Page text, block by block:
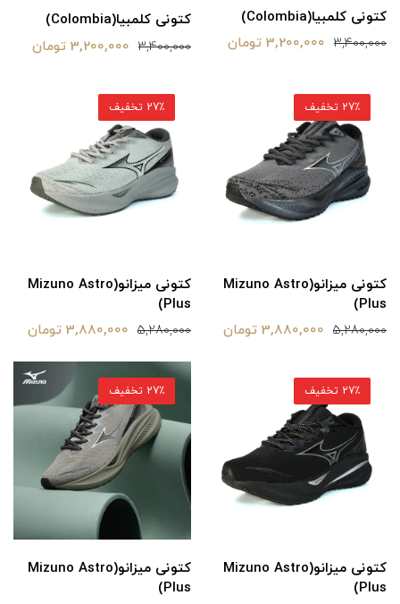
کتونی کلمبیا(Colombia)
3,400,000 3,200,000 تومان
کتونی کلمبیا(Colombia)
3,400,000 3,200,000 تومان
کتونی میزانو(Mizuno Astro
Plus)
5,280,000 3,880,000 تومان
27٪ تخفیف
کتونی میزانو(Mizuno Astro
Plus)
5,280,000 3,880,000 تومان
27٪ تخفیف
کتونی میزانو(Mizuno Astro
Plus)
27٪ تخفیف
کتونی میزانو(Mizuno Astro
Plus)
27٪ تخفیف